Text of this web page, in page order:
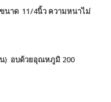
นาด 11/4นิ้ว ความหนาไม่
) อบด้วยอุณหภูมิ 200